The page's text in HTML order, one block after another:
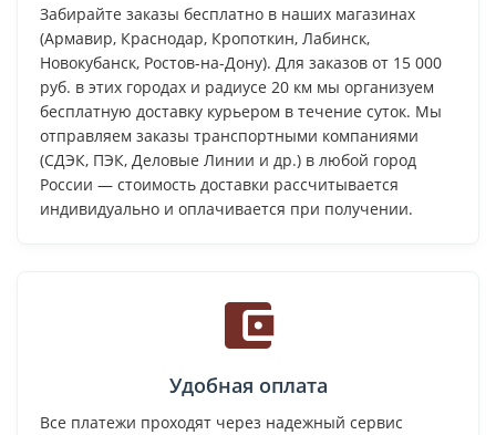
Забирайте заказы бесплатно в наших магазинах
(Армавир, Краснодар, Кропоткин, Лабинск,
Новокубанск, Ростов-на-Дону). Для заказов от 15 000
руб. в этих городах и радиусе 20 км мы организуем
бесплатную доставку курьером в течение суток. Мы
отправляем заказы транспортными компаниями
(СДЭК, ПЭК, Деловые Линии и др.) в любой город
России — стоимость доставки рассчитывается
индивидуально и оплачивается при получении.
Удобная оплата
Все платежи проходят через надежный сервис